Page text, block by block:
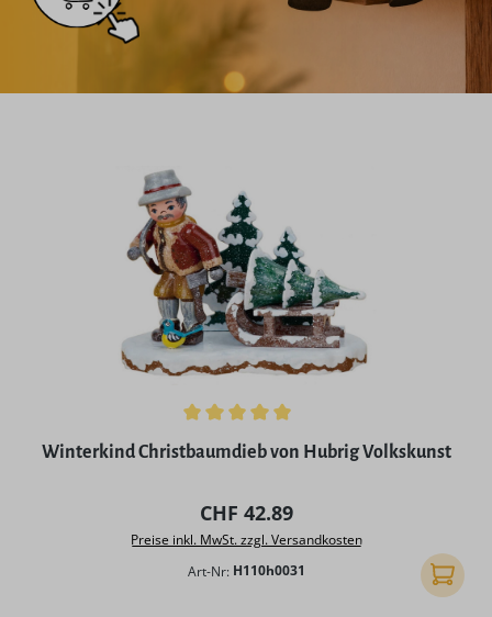
Durchschnittliche Bewertung von 5 von 5 Sternen
Winterkind Christbaumdieb von Hubrig Volkskunst
Regulärer Preis:
CHF 42.89
Preise inkl. MwSt. zzgl. Versandkosten
Art-Nr: H110h0031 In den